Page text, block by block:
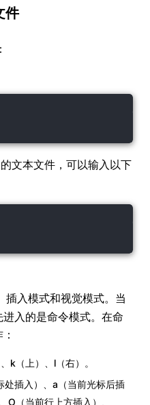
件
的文本文件，可以输入以下
插入模式和视觉模式。当
入的是命令模式。在命
k（上）、l（右）。
处插入）、a（当前光标后插
O（当前行上方插入）、